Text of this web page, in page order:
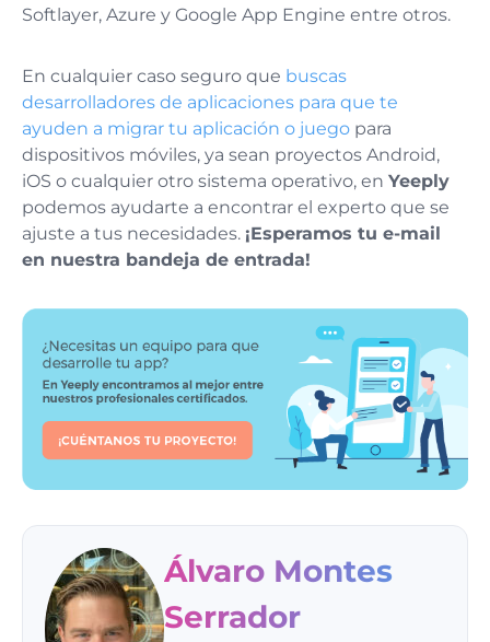
Softlayer, Azure y Google App Engine entre otros.
En cualquier caso seguro que buscas
desarrolladores de aplicaciones para que te
ayuden a migrar tu aplicación o juego para
dispositivos móviles, ya sean proyectos Android,
iOS o cualquier otro sistema operativo, en Yeeply
podemos ayudarte a encontrar el experto que se
ajuste a tus necesidades. ¡Esperamos tu e-mail
en nuestra bandeja de entrada!
Álvaro Montes
Serrador